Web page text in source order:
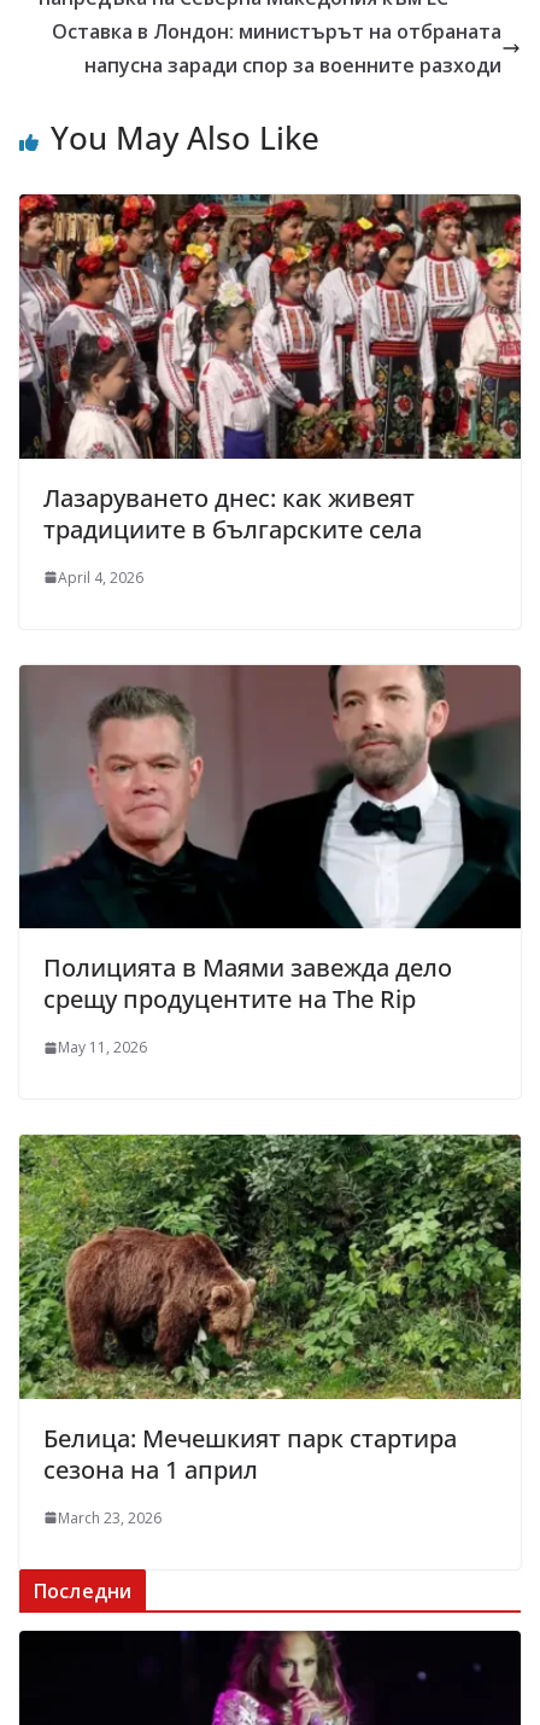
Оставка в Лондон: министърът на отбраната
напусна заради спор за военните разходи
You May Also Like
Лазаруването днес: как живеят
традициите в българските села
April 4, 2026
Полицията в Маями завежда дело
срещу продуцентите на The Rip
May 11, 2026
Белица: Мечешкият парк стартира
сезона на 1 април
March 23, 2026
Последни